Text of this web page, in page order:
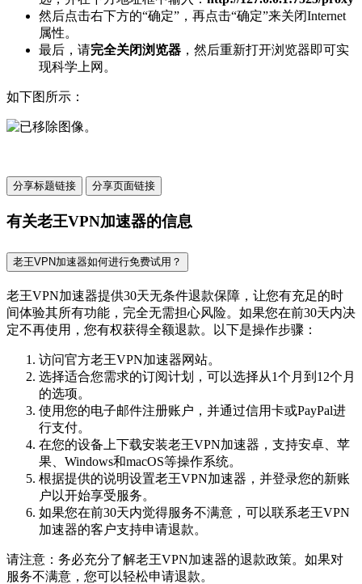
然后点击右下方的“确定”，再点击“确定”来关闭Internet
属性。
最后，请完全关闭浏览器 ，然后重新打开浏览器即可实
现科学上网。
如下图所示：
分享标题链接 分享页面链接
有关老王VPN加速器的信息
老王VPN加速器如何进行免费试用？
老王VPN加速器提供30天无条件退款保障，让您有充足的时
间体验其所有功能，完全无需担心风险。如果您在前30天内决
定不再使用，您有权获得全额退款。以下是操作步骤：
访问官方老王VPN加速器网站。
选择适合您需求的订阅计划，可以选择从1个月到12个月
的选项。
使用您的电子邮件注册账户，并通过信用卡或PayPal进
行支付。
在您的设备上下载安装老王VPN加速器，支持安卓、苹
果、Windows和macOS等操作系统。
根据提供的说明设置老王VPN加速器，并登录您的新账
户以开始享受服务。
如果您在前30天内觉得服务不满意，可以联系老王VPN
加速器的客户支持申请退款。
请注意：务必充分了解老王VPN加速器的退款政策。如果对
服务不满意，您可以轻松申请退款。